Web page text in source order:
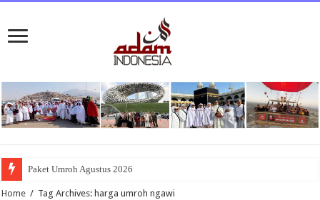
Paket Umroh Agustus 2026
Home / Tag Archives: harga umroh ngawi